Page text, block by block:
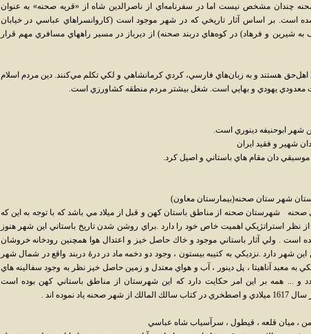
چندان مشخص نيست اما در سفرنامه‌اي از ناصرالدين شاه از «قريه صحنه» به عنوان
است. بر اساس آثار تاريخي که در شهر موجود است (کاروانسراهاي عباسي در خيابان
شيرين و فرهاد) در کوه‌هاي دربند صحنه) از ديرباز در مسير راههاي مسافري مهم قرار
اهل‌حق هستند و به زبان‌هاي فارسي، کردي کرمانشاهي و لکي تکلم مي‌‌کنند. دين مردم اسلام
معدودي يهودي و بهايي است. شغل بيشتر مردم منطقه‌ کشاورزي است.
شهر ابوحنيفه دينوري است.
شهير و فقيد ايران
دان مقام هاي باستاني و اصيل كرد.
شهر ستان صحنه(بيمارستان معاون)
صحنه شهرستان صحنه از مناطق باستان كهن و قبل از ميلاد مي باشد كه با توجه به اين كه
از نظر استراتژيكي اهميت خاص خود را دارد .براي روشن شدن تاريخ باستاني اين شهر هنوز
است . ولي آثار باستاني موجود و خاك حاصل خيز و اعتدال هوا همچنين رودخانه خروشان
شهر دارد .نزديكي به كتيبه بيستون ، وجود دو دخمه ماد در درۀ دربند واقع در شمال شهر
به معبد آناهيتا ، پل دينور ، آب و هواي معتدل و زمين حاصل خيز نظر به وجود سفالينه هاي
و ... همه بر اين امر حكايت دارد كه اين شهرستان از مناطق باستاني كهن بوده است
ياد نموده اند .
، ميان قلعه ، قيطول ، سرآسياب شاه عباسي